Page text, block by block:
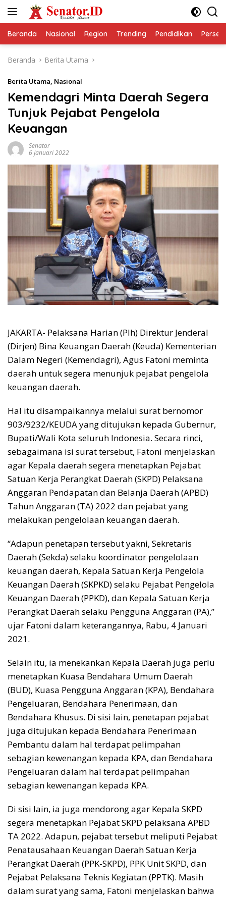
Beranda Nasional Region Trending Pendidikan
Beranda Berita Utama
Berita Utama, Nasional
Kemendagri Minta Daerah Segera
Tunjuk Pejabat Pengelola
Keuangan
Senator
6 Januari 2022
JAKARTA- Pelaksana Harian (Plh) Direktur Jenderal
(Dirjen) Bina Keuangan Daerah (Keuda) Kementerian
Dalam Negeri (Kemendagri), Agus Fatoni meminta
daerah untuk segera menunjuk pejabat pengelola
keuangan daerah.
Hal itu disampaikannya melalui surat bernomor
903/9232/KEUDA yang ditujukan kepada Gubernur,
Bupati/Wali Kota seluruh Indonesia. Secara rinci,
sebagaimana isi surat tersebut, Fatoni menjelaskan
agar Kepala daerah segera menetapkan Pejabat
Satuan Kerja Perangkat Daerah (SKPD) Pelaksana
Anggaran Pendapatan dan Belanja Daerah (APBD)
Tahun Anggaran (TA) 2022 dan pejabat yang
melakukan pengelolaan keuangan daerah.
“Adapun penetapan tersebut yakni, Sekretaris
Daerah (Sekda) selaku koordinator pengelolaan
keuangan daerah, Kepala Satuan Kerja Pengelola
Keuangan Daerah (SKPKD) selaku Pejabat Pengelola
Keuangan Daerah (PPKD), dan Kepala Satuan Kerja
Perangkat Daerah selaku Pengguna Anggaran (PA),”
ujar Fatoni dalam keterangannya, Rabu, 4 Januari
2021.
Selain itu, ia menekankan Kepala Daerah juga perlu
menetapkan Kuasa Bendahara Umum Daerah
(BUD), Kuasa Pengguna Anggaran (KPA), Bendahara
Pengeluaran, Bendahara Penerimaan, dan
Bendahara Khusus. Di sisi lain, penetapan pejabat
juga ditujukan kepada Bendahara Penerimaan
Pembantu dalam hal terdapat pelimpahan
sebagian kewenangan kepada KPA, dan Bendahara
Pengeluaran dalam hal terdapat pelimpahan
sebagian kewenangan kepada KPA.
Di sisi lain, ia juga mendorong agar Kepala SKPD
segera menetapkan Pejabat SKPD pelaksana APBD
TA 2022. Adapun, pejabat tersebut meliputi Pejabat
Penatausahaan Keuangan Daerah Satuan Kerja
Perangkat Daerah (PPK-SKPD), PPK Unit SKPD, dan
Pejabat Pelaksana Teknis Kegiatan (PPTK). Masih
dalam surat yang sama, Fatoni menjelaskan bahwa